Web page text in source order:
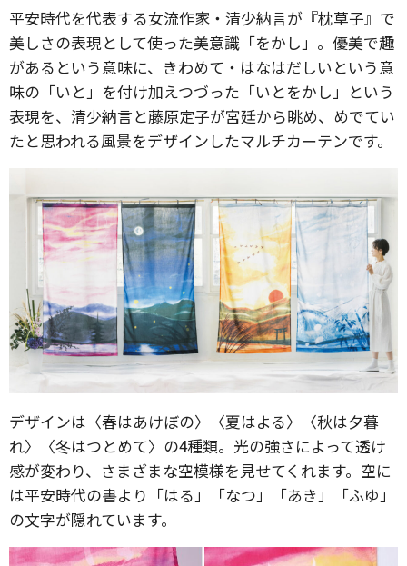
平安時代を代表する女流作家・清少納言が『枕草子』で
美しさの表現として使った美意識「をかし」。優美で趣
があるという意味に、きわめて・はなはだしいという意
味の「いと」を付け加えつづった「いとをかし」という
表現を、清少納言と藤原定子が宮廷から眺め、めでてい
たと思われる風景をデザインしたマルチカーテンです。
デザインは〈春はあけぼの〉〈夏はよる〉〈秋は夕暮
れ〉〈冬はつとめて〉の4種類。光の強さによって透け
感が変わり、さまざまな空模様を見せてくれます。空に
は平安時代の書より「はる」「なつ」「あき」「ふゆ」
の文字が隠れています。